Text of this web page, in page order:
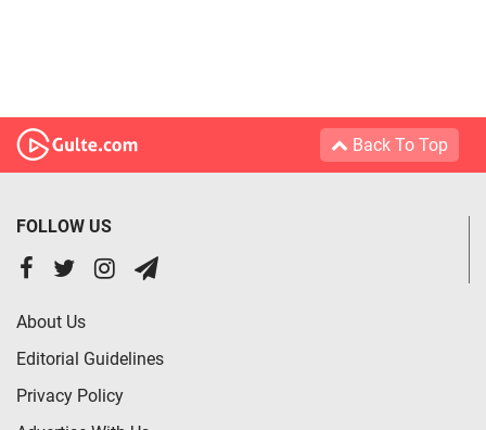
Back To Top
FOLLOW US
About Us
Editorial Guidelines
Privacy Policy